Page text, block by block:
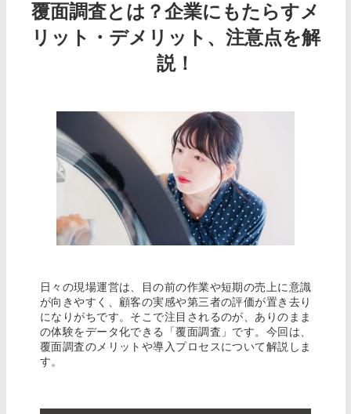
覆面調査とは？企業にもたらすメ
リット・デメリット、注意点を解
説！
日々の現場運営は、目の前の作業や短期の売上に意識
が向きやすく、顧客の実感や第三者の評価が置き去り
になりがちです。そこで注目されるのが、ありのまま
の体験をデータ化できる「覆面調査」です。今回は、
覆面調査のメリットや導入プロセスについて解説しま
す。